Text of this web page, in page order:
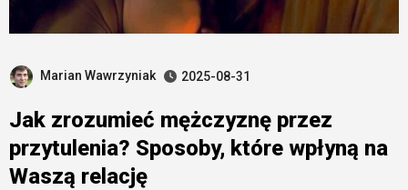
Marian Wawrzyniak 2025-08-31
Jak zrozumieć mężczyznę przez
przytulenia? Sposoby, które wpłyną na
Waszą relację